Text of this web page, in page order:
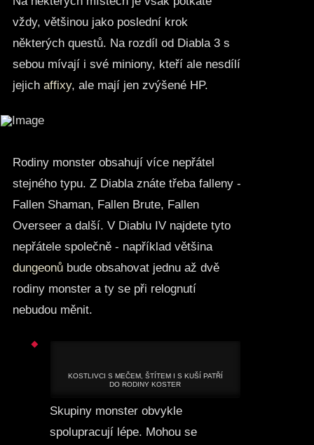
vždy, většinou jako poslední krok
některých questů. Na rozdíl od Diabla 3 s
sebou mívají i své miniony, kteří ale nesdílí
jejich affixy, ale mají jen zvýšené HP.
Rodiny monster obsahují více nepřátel
stejného typu. Z Diabla znáte třeba falleny -
Fallen Shaman, Fallen Brute, Fallen
Overseer a další. V Diablu IV najdete tyto
nepřátele společně - například většina
dungeonůbude obsahovat jednu až dvě
rodiny monster a ty se při relognutí
nebudou měnit.
KOSTLIVCI S MEČEM, ŠTÍTEM I S KUŠÍ PATŘÍ
DO RODINY KOSTER
Skupiny monster obvykle
spolupracují lépe. Mohou se